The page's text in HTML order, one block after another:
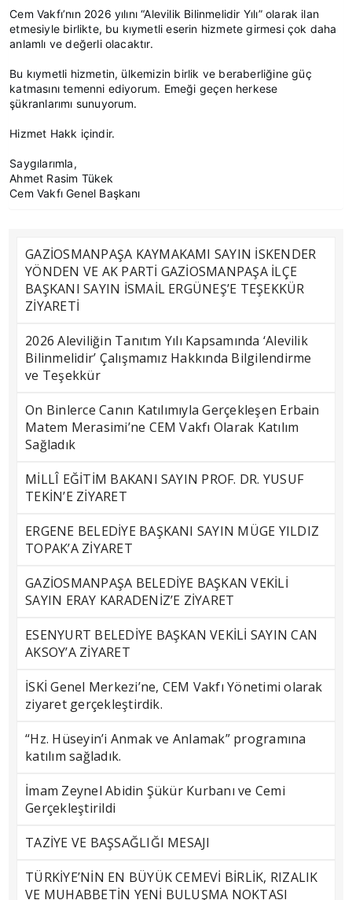
Cem Vakfı’nın 2026 yılını “Alevilik Bilinmelidir Yılı” olarak ilan
etmesiyle birlikte, bu kıymetli eserin hizmete girmesi çok daha
anlamlı ve değerli olacaktır.
Bu kıymetli hizmetin, ülkemizin birlik ve beraberliğine güç
katmasını temenni ediyorum. Emeği geçen herkese
şükranlarımı sunuyorum.
Hizmet Hakk içindir.
Saygılarımla,
Ahmet Rasim Tükek
Cem Vakfı Genel Başkanı
GAZİOSMANPAŞA KAYMAKAMI SAYIN İSKENDER
YÖNDEN VE AK PARTİ GAZİOSMANPAŞA İLÇE
BAŞKANI SAYIN İSMAİL ERGÜNEŞ’E TEŞEKKÜR
ZİYARETİ
2026 Aleviliğin Tanıtım Yılı Kapsamında ‘Alevilik
Bilinmelidir’ Çalışmamız Hakkında Bilgilendirme
ve Teşekkür
On Binlerce Canın Katılımıyla Gerçekleşen Erbain
Matem Merasimi’ne CEM Vakfı Olarak Katılım
Sağladık
MİLLÎ EĞİTİM BAKANI SAYIN PROF. DR. YUSUF
TEKİN’E ZİYARET
ERGENE BELEDİYE BAŞKANI SAYIN MÜGE YILDIZ
TOPAK’A ZİYARET
GAZİOSMANPAŞA BELEDİYE BAŞKAN VEKİLİ
SAYIN ERAY KARADENİZ’E ZİYARET
ESENYURT BELEDİYE BAŞKAN VEKİLİ SAYIN CAN
AKSOY’A ZİYARET
İSKİ Genel Merkezi’ne, CEM Vakfı Yönetimi olarak
ziyaret gerçekleştirdik.
“Hz. Hüseyin’i Anmak ve Anlamak” programına
katılım sağladık.
İmam Zeynel Abidin Şükür Kurbanı ve Cemi
Gerçekleştirildi
TAZİYE VE BAŞSAĞLIĞI MESAJI
TÜRKİYE’NİN EN BÜYÜK CEMEVİ BİRLİK, RIZALIK
VE MUHABBETİN YENİ BULUŞMA NOKTASI